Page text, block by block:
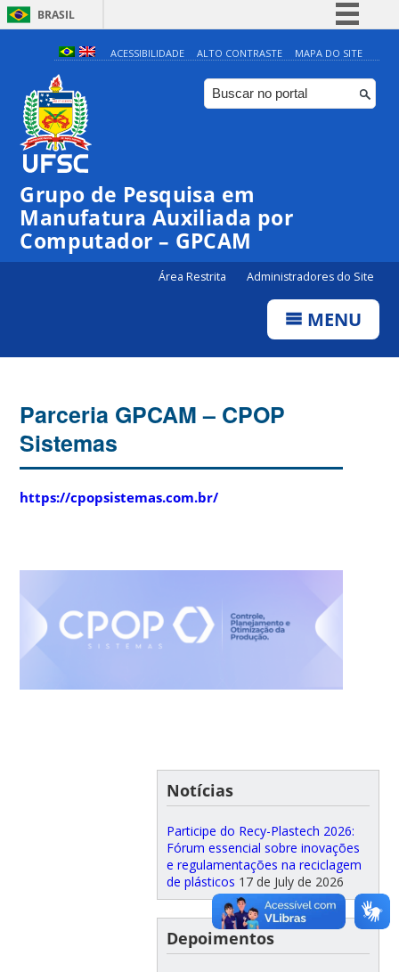
BRASIL
Simplifique!
Comunica BR
Participe
ACESSIBILIDADE ALTO CONTRASTE MAPA DO SITE
Grupo de Pesquisa em
Manufatura Auxiliada por
Computador – GPCAM
Área Restrita Administradores do Site
MENU
Parceria GPCAM – CPOP
Sistemas
https://cpopsistemas.com.br/
Notícias
Participe do Recy-Plastech 2026:
Fórum essencial sobre inovações
e regulamentações na reciclagem
de plásticos 17 de July de 2026
Depoimentos